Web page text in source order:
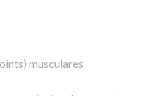
musculares